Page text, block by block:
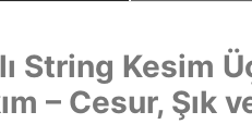
String Kesim
– Cesur, Şık